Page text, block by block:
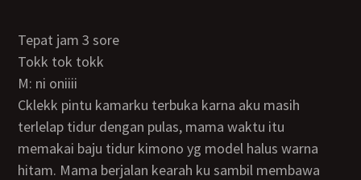
Tepat jam 3 sore
Tokk tok tokk
M: ni oniiii
Cklekk pintu kamarku terbuka karna aku masih
terlelap tidur dengan pulas, mama waktu itu
memakai baju tidur kimono yg model halus warna
hitam. Mama berjalan kearah ku sambil membawa